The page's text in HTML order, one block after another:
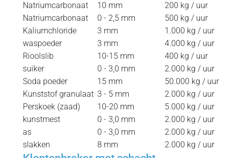
Natriumcarbonaat
10 mm
200 kg / uur
Natriumcarbonaat
0 - 2,5 mm
500 kg / uur
Kaliumchloride
3 mm
1.000 kg / uur
waspoeder
3 mm
4.000 kg / uur
Rioolslib
10-15 mm
400 kg / uur
suiker
0 - 3,0 mm
2.000 kg / uur
Soda poeder
15 mm
50.000 kg / uur
Kunststof granulaat 3 - 5 mm
2.000 kg / uur
Perskoek (zaad)
10-20 mm
5.000 kg / uur
kunstmest
0 - 3,0 mm
2.000 kg / uur
as
0 - 3,0 mm
2.000 kg / uur
slakken
8 mm 2.000 kg / uur